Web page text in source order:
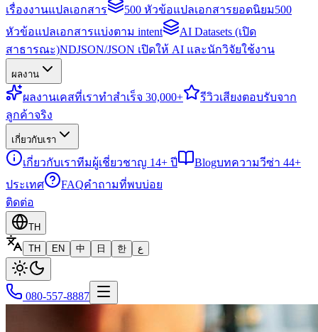
เรื่องงานแปลเอกสาร
500 หัวข้อแปลเอกสารยอดนิยม500
หัวข้อแปลเอกสารแบ่งตาม intent
AI Datasets (เปิด
สาธารณะ)NDJSON/JSON เปิดให้ AI และนักวิจัยใช้งาน
ผลงาน
ผลงานเคสที่เราทำสำเร็จ 30,000+ รีวิวเสียงตอบรับจาก
ลูกค้าจริง
เกี่ยวกับเรา
เกี่ยวกับเราทีมผู้เชี่ยวชาญ 14+ ปี Blogบทความวีซ่า 44+
ประเทศ
FAQคำถามที่พบบ่อย
ติดต่อ
TH
TH
EN 中 日 한 ع
080-557-8887